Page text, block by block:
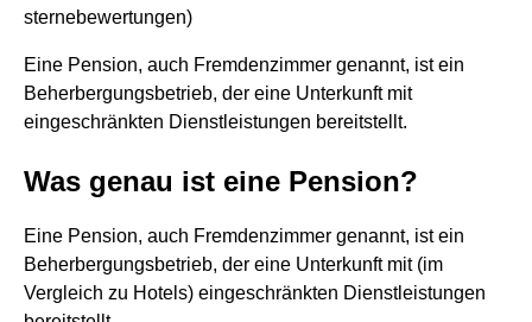
sternebewertungen)
Eine Pension, auch Fremdenzimmer genannt, ist ein
Beherbergungsbetrieb, der eine Unterkunft mit
eingeschränkten Dienstleistungen bereitstellt.
Was genau ist eine Pension?
Eine Pension, auch Fremdenzimmer genannt, ist ein
Beherbergungsbetrieb, der eine Unterkunft mit (im
Vergleich zu Hotels) eingeschränkten Dienstleistungen